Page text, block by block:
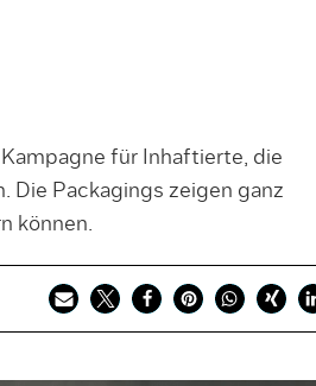
für Inhaftierte, die
Die Packagings zeigen ganz
können.